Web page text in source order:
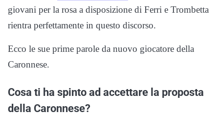
giovani per la rosa a disposizione di Ferri e Trombetta
rientra perfettamente in questo discorso.
Ecco le sue prime parole da nuovo giocatore della
Caronnese.
Cosa ti ha spinto ad accettare la proposta
della Caronnese?